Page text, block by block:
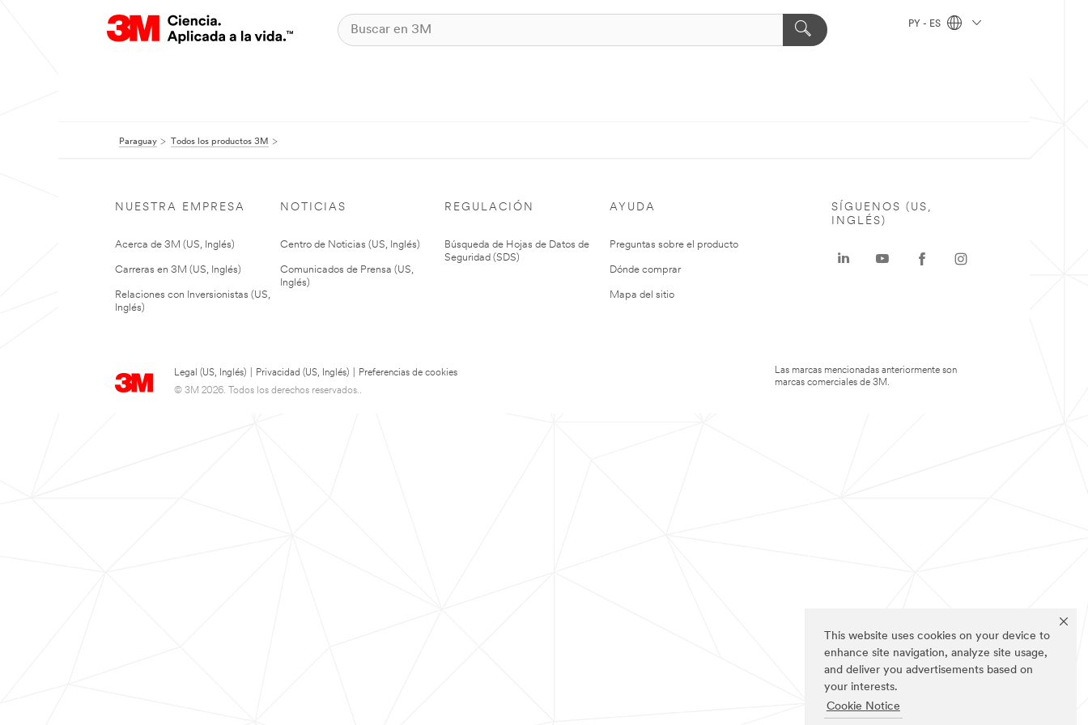
This website uses cookies on your device to
enhance site navigation, analyze site usage,
and deliver you advertisements based on
your interests.
Cookie Notice
PY - ES
Paraguay Todos los productos 3M
NUESTRA EMPRESA
Acerca de 3M (US, Inglés)
Carreras en 3M (US, Inglés)
Relaciones con Inversionistas (US,
Inglés)
NOTICIAS
Centro de Noticias (US, Inglés)
Comunicados de Prensa (US,
Inglés)
REGULACIÓN
Búsqueda de Hojas de Datos de
Seguridad (SDS)
AYUDA
Preguntas sobre el producto
Dónde comprar
Mapa del sitio
Legal (US, Inglés) Privacidad (US, Inglés)
Preferencias de cookies
© 3M 2026. Todos los derechos reservados..
SÍGUENOS (US,
INGLÉS)
Las marcas mencionadas anteriormente son
marcas comerciales de 3M.